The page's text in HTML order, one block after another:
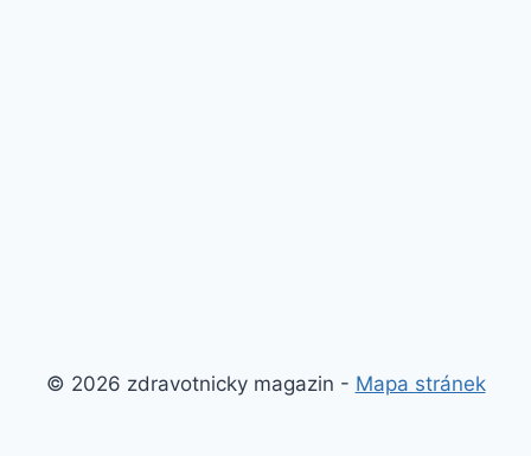
© 2026 zdravotnicky magazin - Mapa stránek